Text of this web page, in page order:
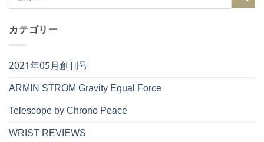
カテゴリー
2021年05月創刊号
ARMIN STROM Gravity Equal Force
Telescope by Chrono Peace
WRIST REVIEWS